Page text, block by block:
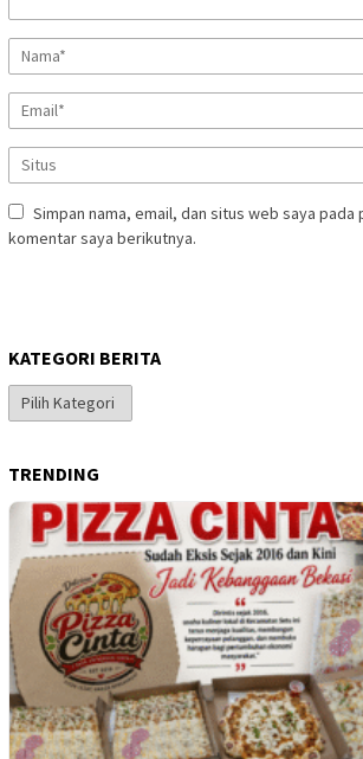
Simpan nama, email, dan situs web saya pada
komentar saya berikutnya.
KATEGORI BERITA
Kategori
Berita
TRENDING